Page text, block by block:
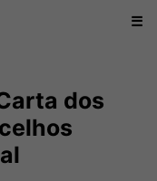
☰
dos